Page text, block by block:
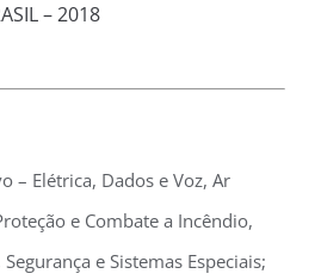
– 2018
– Elétrica, Dados e Voz, Ar
e Combate a Incêndio,
e Sistemas Especiais;